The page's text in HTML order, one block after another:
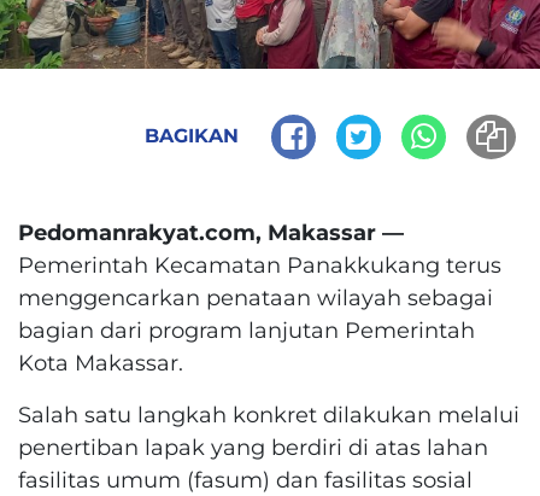
BAGIKAN
Pedomanrakyat.com, Makassar —
Pemerintah Kecamatan Panakkukang terus
menggencarkan penataan wilayah sebagai
bagian dari program lanjutan Pemerintah
Kota Makassar.
Salah satu langkah konkret dilakukan melalui
penertiban lapak yang berdiri di atas lahan
fasilitas umum (fasum) dan fasilitas sosial